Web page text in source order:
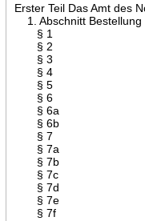
Erster Teil Das Amt des
1. Abschnitt Bestellung
§ 1
§ 2
§ 3
§ 4
§ 5
§ 6
§ 6a
§ 6b
§ 7
§ 7a
§ 7b
§ 7c
§ 7d
§ 7e
§ 7f